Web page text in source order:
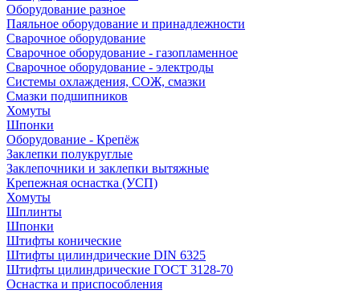
Оборудование разное
Паяльное оборудование и принадлежности
Сварочное оборудование
Сварочное оборудование - газопламенное
Сварочное оборудование - электроды
Системы охлаждения, СОЖ, смазки
Смазки подшипников
Хомуты
Шпонки
Оборудование - Крепёж
Заклепки полукруглые
Заклепочники и заклепки вытяжные
Крепежная оснастка (УСП)
Хомуты
Шплинты
Шпонки
Штифты конические
Штифты цилиндрические DIN 6325
Штифты цилиндрические ГОСТ 3128-70
Оснастка и приспособления